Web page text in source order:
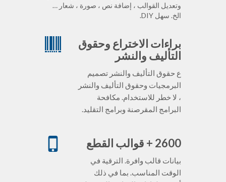
وتعديل القوالب ، إضافة نص ، صورة ، شعار …
الخ. سهل DIY.
براءات الاختراع وحقوق
التأليف والنشر
ع حقوق التأليف والنشر تصميم
البرمجيات وحقوق التأليف والنشر
، لا خطر للاستخدام. مكافحة
البرامج المقرصنة وبرامج التقليد.
2600 + قوالب القطع
بيانات قالب وافرة. الترقية في
الوقت المناسب. بما في ذلك